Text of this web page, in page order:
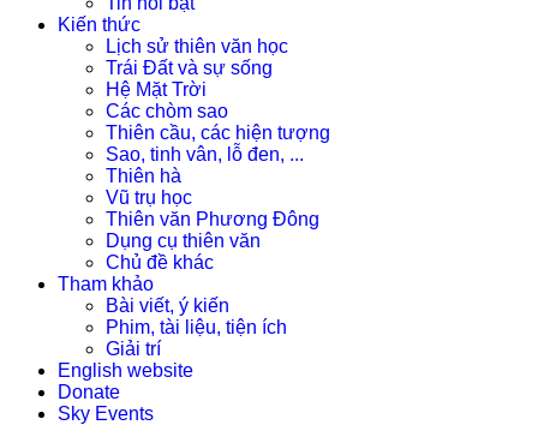
Kiến thức
Lịch sử thiên văn học
Trái Đất và sự sống
Hệ Mặt Trời
Các chòm sao
Thiên cầu, các hiện tượng
Sao, tinh vân, lỗ đen, ...
Thiên hà
Vũ trụ học
Thiên văn Phương Đông
Dụng cụ thiên văn
Chủ đề khác
Tham khảo
Bài viết, ý kiến
Phim, tài liệu, tiện ích
Giải trí
English website
Donate
Sky Events